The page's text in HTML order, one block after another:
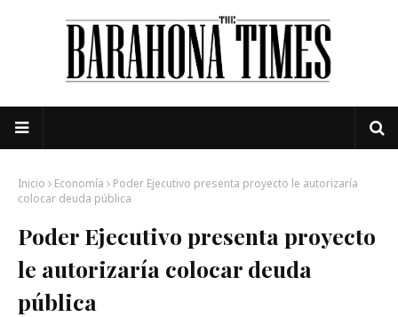
Inicio Economía
Poder Ejecutivo presenta proyecto le autorizaría
colocar deuda pública
Poder Ejecutivo presenta proyecto
le autorizaría colocar deuda
pública